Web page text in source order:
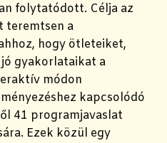
folytatódott. Célja az
teremtsen a
hogy ötleteiket,
gyakorlataikat a
módon
kapcsolódó
41 programjavaslat
Ezek közül egy